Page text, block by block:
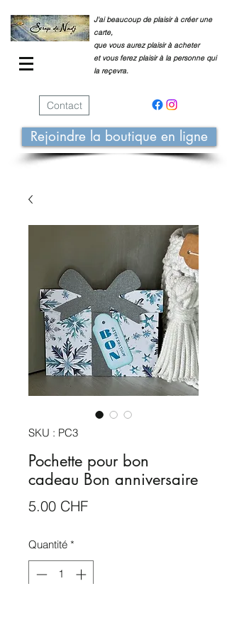
J'ai beaucoup de plaisir à créer une
carte,
que vous aurez plaisir à acheter
et vous ferez plaisir à la personne qui
la reçevra.
Contact
Rejoindre la boutique en ligne
SKU : PC3
Pochette pour bon
cadeau Bon anniversaire
5.00 CHFPrix
Quantité *